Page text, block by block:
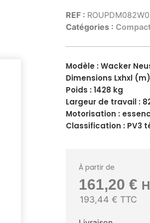
REF :
Catégories :
Modèle : Wacker
Dimensions Lxhxl
Poids : 1428 kg
Largeur de travail :
Motorisation :
Classification : PV3
À partir de
161,20€
193,44 € TTC